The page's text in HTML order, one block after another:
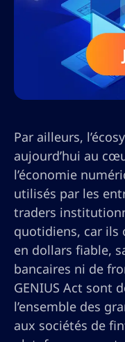
Par ailleurs,
aujourd’hui au
l’économie
utilisés par les
traders
quotidiens, car ils
en dollars fiable,
bancaires ni de
GENIUS Act sont
l’ensemble des
aux sociétés de